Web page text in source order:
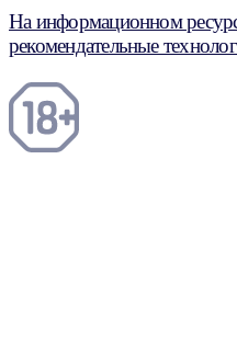
На информационном
рекомендательные